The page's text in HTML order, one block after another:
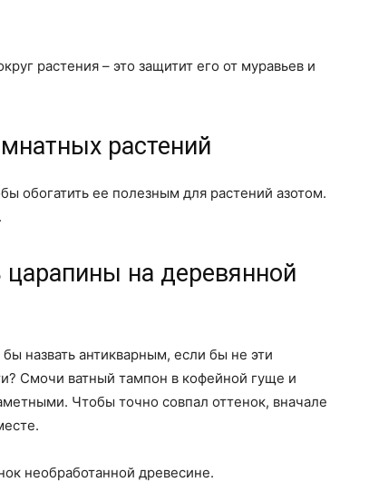
растения – это защитит его от муравьев и
растений
обогатить ее полезным для растений азотом.
на деревянной
назвать антикварным, если бы не эти
Смочи ватный тампон в кофейной гуще и
Чтобы точно совпал оттенок, вначале
необработанной древесине.